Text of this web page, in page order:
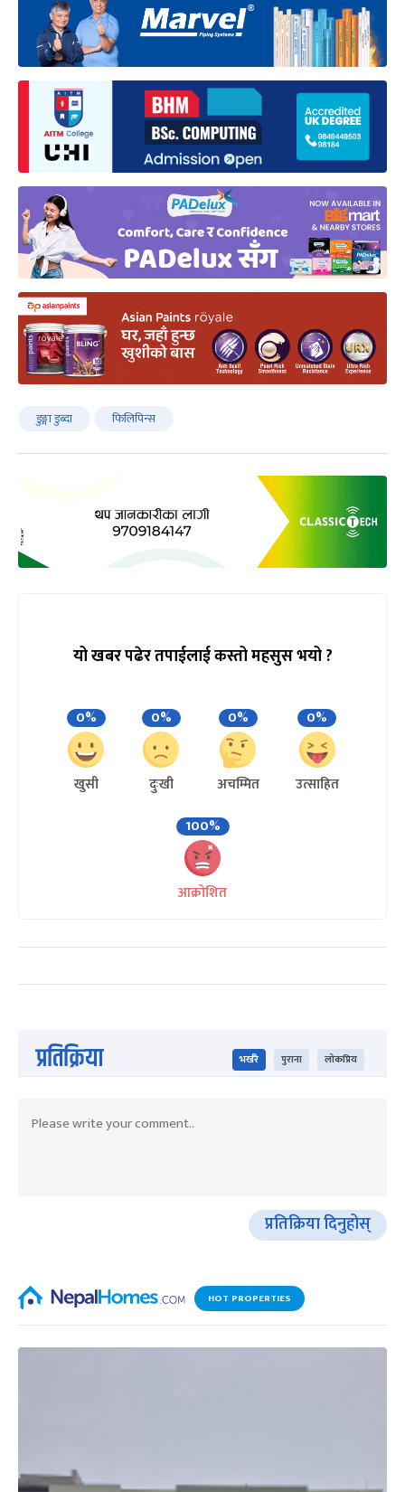
डुङ्गा डुब्दा फिलिपिन्स
यो खबर पढेर तपाईलाई कस्तो महसुस भयो ?
0%
खुसी
0%
दुःखी
0%
अचम्मित
0%
उत्साहित
100%
आक्रोशित
प्रतिक्रिया भर्खरै पुराना लोकप्रिय
प्रतिक्रिया दिनुहोस्
HOT PROPERTIES